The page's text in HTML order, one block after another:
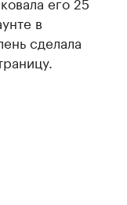
в
сделала